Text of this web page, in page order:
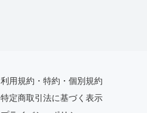
利用規約・特約・個別規約
特定商取引法に基づく表示